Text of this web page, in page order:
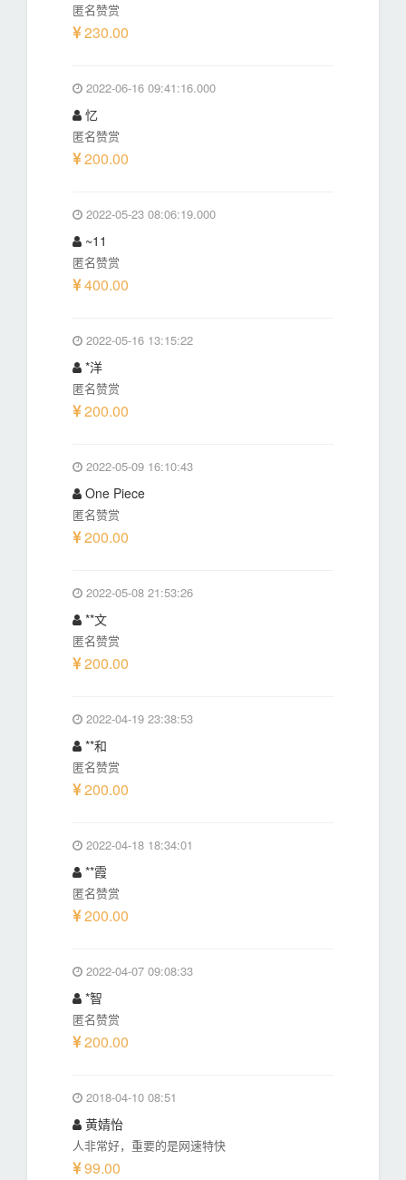
匿名赞赏
230.00
2022-06-16 09:41:16.000
忆
匿名赞赏
200.00
2022-05-23 08:06:19.000
~11
匿名赞赏
400.00
2022-05-16 13:15:22
*洋
匿名赞赏
200.00
2022-05-09 16:10:43
One Piece
匿名赞赏
200.00
2022-05-08 21:53:26
**文
匿名赞赏
200.00
2022-04-19 23:38:53
**和
匿名赞赏
200.00
2022-04-18 18:34:01
**霞
匿名赞赏
200.00
2022-04-07 09:08:33
*智
匿名赞赏
200.00
2018-04-10 08:51
黄婧怡
人非常好，重要的是网速特快
99.00